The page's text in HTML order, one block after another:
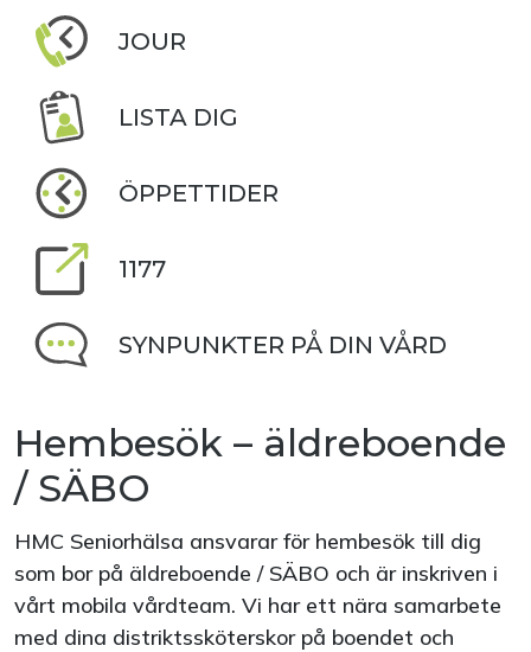
JOUR
LISTA DIG
ÖPPETTIDER
1177
SYNPUNKTER PÅ DIN VÅRD
Hembesök – äldreboende
/ SÄBO
HMC Seniorhälsa ansvarar för hembesök till dig
som bor på äldreboende / SÄBO och är inskriven i
vårt mobila vårdteam. Vi har ett nära samarbete
med dina distriktssköterskor på boendet och